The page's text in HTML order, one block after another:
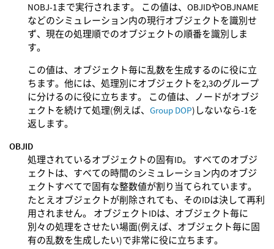
NOBJ-1まで実行されます。 この値は、OBJIDやOBJNAME
などのシミュレーション内の現行オブジェクトを識別せ
ず、現在の処理順でのオブジェクトの順番を識別しま
す。
この値は、オブジェクト毎に乱数を生成するのに役に立
ちます。他には、処理別にオブジェクトを2,3のグループ
に分けるのに役に立ちます。 この値は、ノードがオブジ
ェクトを続けて処理(例えば、 Group DOP)しないなら-1を
返します。
OBJID
処理されているオブジェクトの固有ID。 すべてのオブジ
ェクトは、すべての時間のシミュレーション内のオブジ
ェクトすべてで固有な整数値が割り当てられています。
たとえオブジェクトが削除されても、そのIDは決して再利
用されません。 オブジェクトIDは、オブジェクト毎に
別々の処理をさせたい場面(例えば、オブジェクト毎に固
有の乱数を生成したい)で非常に役に立ちます。